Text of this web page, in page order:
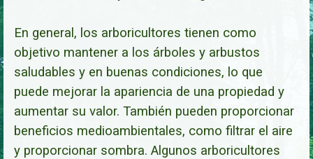
En general, los arboricultores tienen como
objetivo mantener a los árboles y arbustos
saludables y en buenas condiciones, lo que
puede mejorar la apariencia de una propiedad y
aumentar su valor. También pueden proporcionar
beneficios medioambientales, como filtrar el aire
y proporcionar sombra. Algunos arboricultores